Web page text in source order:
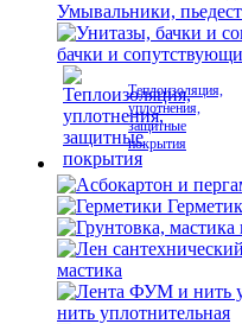
Умывальники,
бачки и
Теплоизоляция,
уплотнения,
защитные
покрытия
мастика
нить уплотнительная